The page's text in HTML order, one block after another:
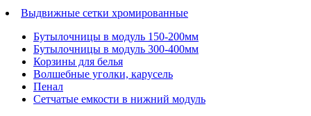
Выдвижные сетки хромированные
Бутылочницы в модуль 150-200мм
Бутылочницы в модуль 300-400мм
Корзины для белья
Волшебные уголки, карусель
Пенал
Cетчатые емкости в нижний модуль